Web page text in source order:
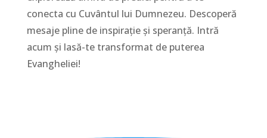
conecta cu Cuvântul lui Dumnezeu. Descoperă
mesaje pline de inspirație și speranță. Intră
acum și lasă-te transformat de puterea
Evangheliei!